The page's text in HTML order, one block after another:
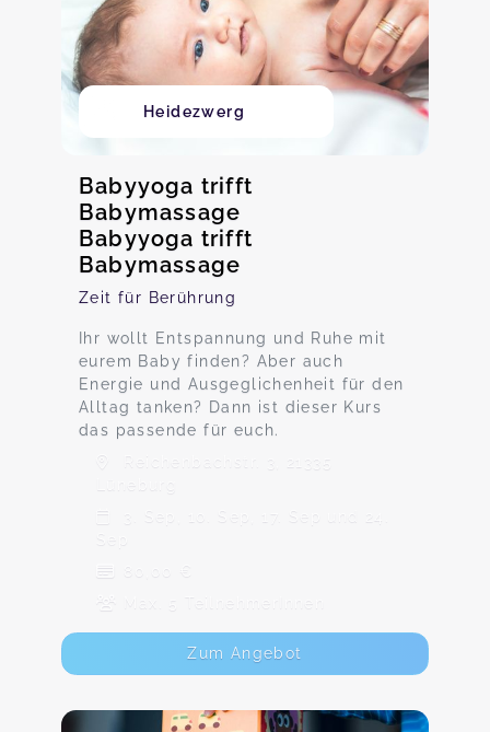
Heidezwerg
Babyyoga trifft
Babymassage
Babyyoga trifft
Babymassage
Zeit für Berührung
Ihr wollt Entspannung und Ruhe mit
eurem Baby finden? Aber auch
Energie und Ausgeglichenheit für den
Alltag tanken? Dann ist dieser Kurs
das passende für euch.
Reichenbachstr. 3, 21335
3. Sep, 10. Sep, 17. Sep und 24.
Sep
80,00 €
Max. 5 TeilnehmerInnen
Zum Angebot